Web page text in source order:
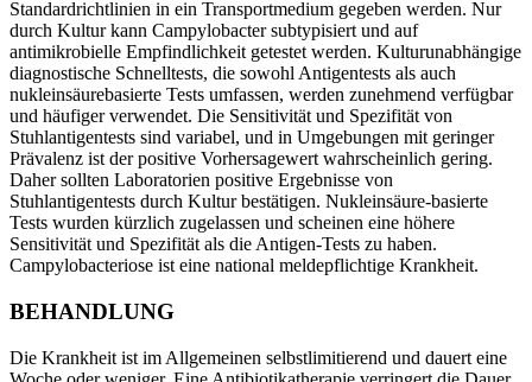
Standardrichtlinien in ein Transportmedium gegeben werden. Nur
durch Kultur kann Campylobacter subtypisiert und auf
antimikrobielle Empfindlichkeit getestet werden. Kulturunabhängige
diagnostische Schnelltests, die sowohl Antigentests als auch
nukleinsäurebasierte Tests umfassen, werden zunehmend verfügbar
und häufiger verwendet. Die Sensitivität und Spezifität von
Stuhlantigentests sind variabel, und in Umgebungen mit geringer
Prävalenz ist der positive Vorhersagewert wahrscheinlich gering.
Daher sollten Laboratorien positive Ergebnisse von
Stuhlantigentests durch Kultur bestätigen. Nukleinsäure-basierte
Tests wurden kürzlich zugelassen und scheinen eine höhere
Sensitivität und Spezifität als die Antigen-Tests zu haben.
Campylobacteriose ist eine national meldepflichtige Krankheit.
BEHANDLUNG
Die Krankheit ist im Allgemeinen selbstlimitierend und dauert eine